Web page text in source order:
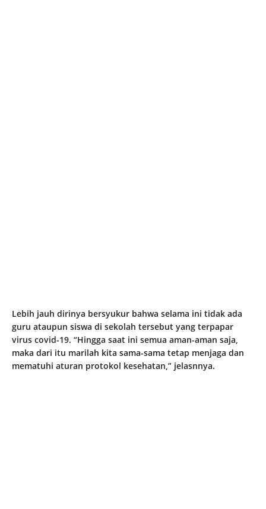
Lebih jauh dirinya bersyukur bahwa selama ini tidak ada
guru ataupun siswa di sekolah tersebut yang terpapar
virus covid-19. “Hingga saat ini semua aman-aman saja,
maka dari itu marilah kita sama-sama tetap menjaga dan
mematuhi aturan protokol kesehatan,” jelasnnya.